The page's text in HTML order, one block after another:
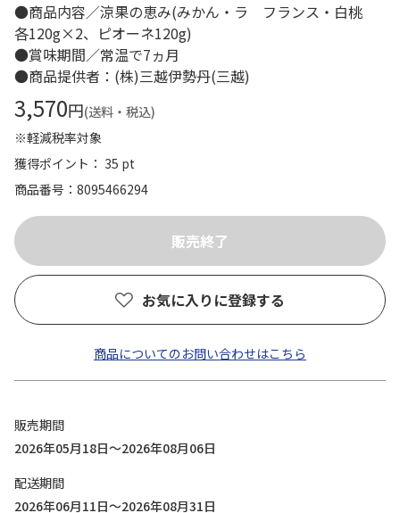
●商品内容／涼果の恵み(みかん・ラ フランス・白桃
各120g×2、ピオーネ120g)
●賞味期間／常温で7ヵ月
●商品提供者：(株)三越伊勢丹(三越)
3,570円(送料・税込)
※軽減税率対象
獲得ポイント： 35 pt
商品番号
8095466294
お気に入りに登録する
商品についてのお問い合わせはこちら
販売期間
2026年05月18日～2026年08月06日
配送期間
2026年06月11日～2026年08月31日